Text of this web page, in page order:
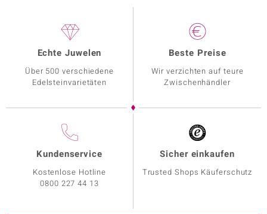
Echte Juwelen
Über 500 verschiedene
Edelsteinvarietäten
Beste Preise
Wir verzichten auf teure
Zwischenhändler
Kundenservice
Kostenlose Hotline
0800 227 44 13
Sicher einkaufen
Trusted Shops Käuferschutz